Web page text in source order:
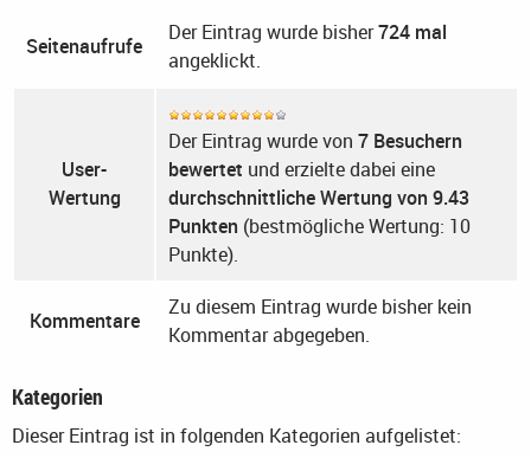
Seitenaufrufe
Der Eintrag wurde bisher724 mal
angeklickt.
User-
Wertung
Der Eintrag wurde von 7 Besuchern
bewertet und erzielte dabei eine
durchschnittliche Wertung von 9.43
Punkten (bestmögliche Wertung: 10
Punkte).
Kommentare
Zu diesem Eintrag wurde bisher kein
Kommentar abgegeben.
Kategorien
Dieser Eintrag ist in folgenden Kategorien aufgelistet: